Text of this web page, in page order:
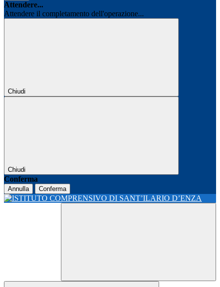
Attendere...
Attendere il completamento dell'operazione...
Chiudi
Chiudi
Conferma
Annulla Conferma